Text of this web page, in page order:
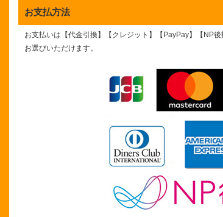
お支払方法
お支払いは【代金引換】【クレジット】【PayPay】【NP後
お選びいただけます。